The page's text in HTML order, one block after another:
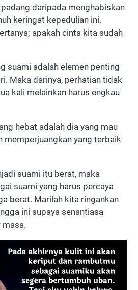
daripada menghabiskan
keringat kepedulian ini.
apakah cinta kita sudah
suami adalah elemen penting
Maka darinya, perhatian tidak
kali melainkan harus engkau
hebat adalah dia yang mau
memperjuangkan yang terbaik
suami itu berat, maka
suami yang harus percaya
berat. Marilah kita ringankan
ini supaya senantiasa